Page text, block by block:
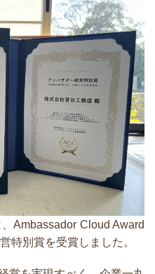
Ambassador Cloud Award
特別賞を受賞しました。